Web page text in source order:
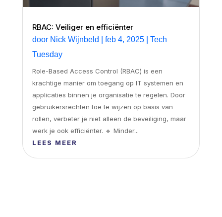
RBAC: Veiliger en efficiënter
door Nick Wijnbeld feb 4, 2025| Tech
Tuesday
Role-Based Access Control (RBAC) is een
krachtige manier om toegang op IT systemen en
applicaties binnen je organisatie te regelen. Door
gebruikersrechten toe te wijzen op basis van
rollen, verbeter je niet alleen de beveiliging, maar
werk je ook efficiënter. 🔹 Minder...
LEES MEER